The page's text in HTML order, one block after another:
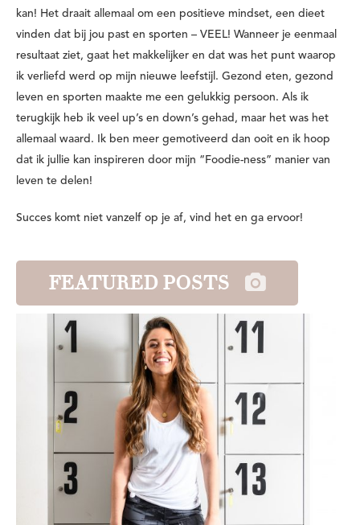
kan! Het draait allemaal om een positieve mindset, een dieet
vinden dat bij jou past en sporten – VEEL! Wanneer je eenmaal
resultaat ziet, gaat het makkelijker en dat was het punt waarop
ik verliefd werd op mijn nieuwe leefstijl. Gezond eten, gezond
leven en sporten maakte me een gelukkig persoon. Als ik
terugkijk heb ik veel up’s en down’s gehad, maar het was het
allemaal waard. Ik ben meer gemotiveerd dan ooit en ik hoop
dat ik jullie kan inspireren door mijn “Foodie-ness” manier van
leven te delen!
Succes komt niet vanzelf op je af, vind het en ga ervoor!
FEATURED POSTS